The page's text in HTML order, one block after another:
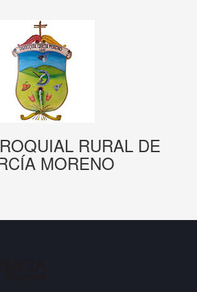
RURAL DE
MORENO